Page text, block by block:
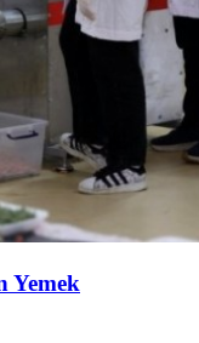
Yemek